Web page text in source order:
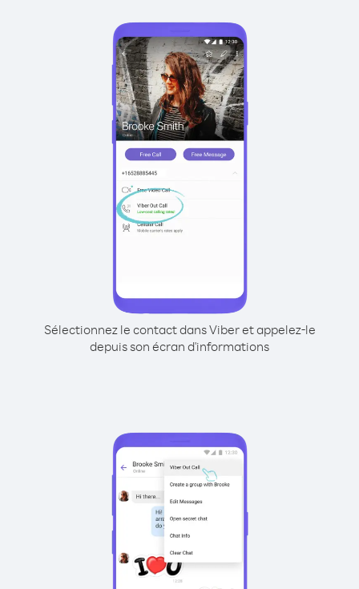
Sélectionnez le contact dans Viber et appelez-le
depuis son écran d'informations